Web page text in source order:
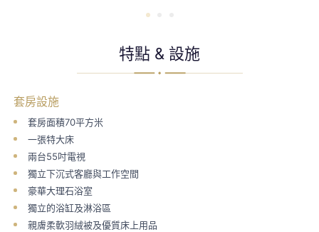
特點 & 設施
套房設施
套房面積70平方米
一張特大床
兩台55吋電視
獨立下沉式客廳與工作空間
豪華大理石浴室
獨立的浴缸及淋浴區
親膚柔軟羽絨被及優質床上用品